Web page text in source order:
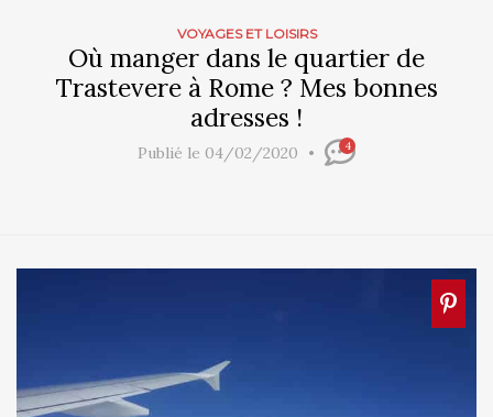
VOYAGES ET LOISIRS
Où manger dans le quartier de
Trastevere à Rome ? Mes bonnes
adresses !
Publié le 04/02/2020 4